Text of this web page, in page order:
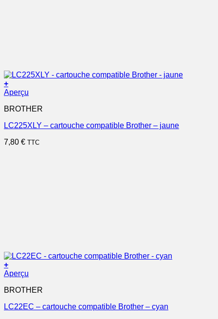
+
Aperçu
BROTHER
LC225XLY – cartouche compatible Brother – jaune
7,80 € TTC
+
Aperçu
BROTHER
LC22EC – cartouche compatible Brother – cyan